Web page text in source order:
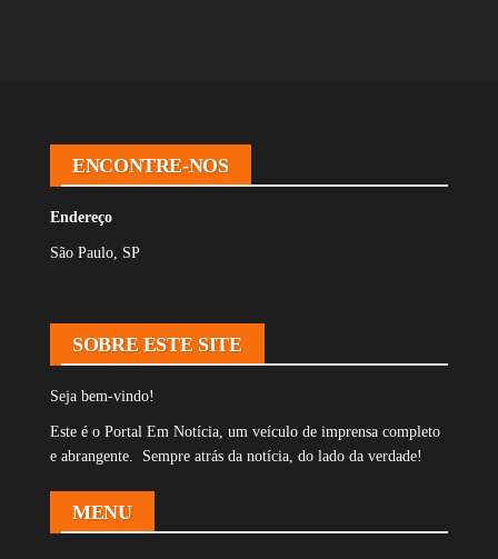
ENCONTRE-NOS
Endereço
São Paulo, SP
SOBRE ESTE SITE
Seja bem-vindo!
Este é o Portal Em Notícia, um veículo de imprensa completo
e abrangente. Sempre atrás da notícia, do lado da verdade!
MENU